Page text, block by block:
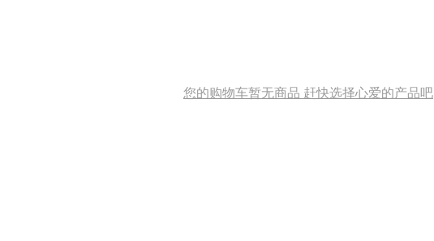
您的购物车暂无商品 赶快选择心爱的产品吧